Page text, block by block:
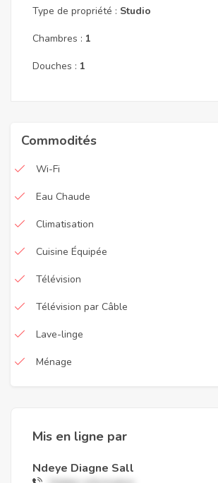
Type de propriété : Studio
Chambres : 1
Douches : 1
Commodités
Wi-Fi
Eau Chaude
Climatisation
Cuisine Équipée
Télévision
Télévision par Câble
Lave-linge
Ménage
Mis en ligne par
Ndeye Diagne Sall